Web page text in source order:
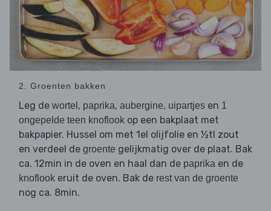
2. Groenten bakken
Leg de wortel , paprika, aubergine, uipartjes en 1
ongepelde teen knoflook op een bakplaat met
bakpapier. Hussel om met 1el olijfolie en ½tl zout
en verdeel de groente gelijkmatig over de plaat. Bak
ca. 12min in de oven en haal dan de paprika en de
knoflook eruit de oven. Bak de rest van de groente
nog ca. 8min.